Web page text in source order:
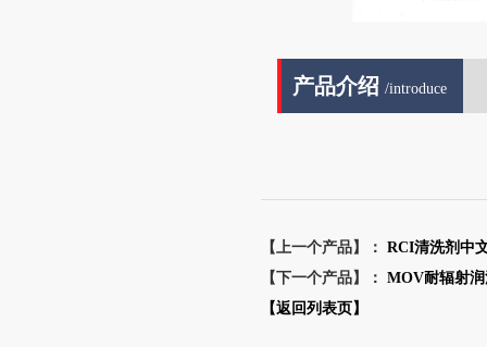
产品介绍 /introduce
【上一个产品】： RCI清洗剂中
【下一个产品】： MOV耐辐射
【返回列表页】